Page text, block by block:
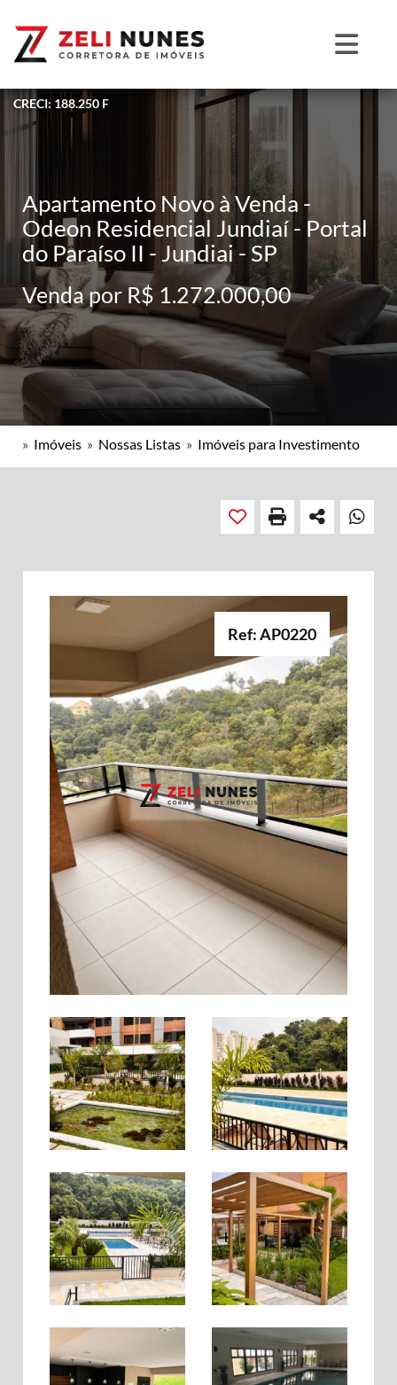
CRECI: 188.250 F
Apartamento Novo à Venda -
Odeon Residencial Jundiaí - Portal
do Paraíso II - Jundiai - SP
Venda por R$ 1.272.000,00
» Imóveis » Nossas Listas » Imóveis para Investimento
Ref: AP0220